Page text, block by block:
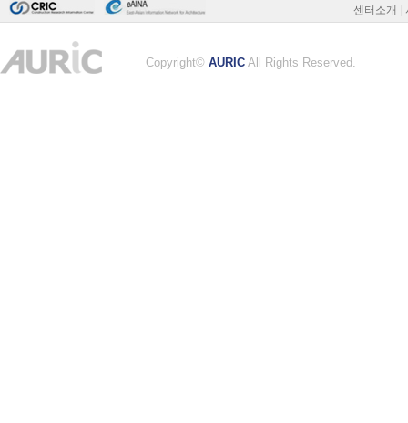
센터소개
Copyright© AURIC All Rights Reserved.